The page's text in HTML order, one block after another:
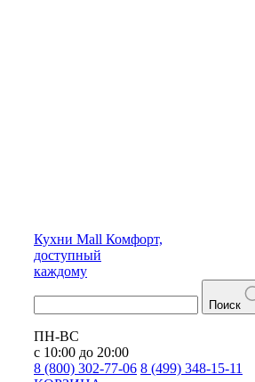
Кухни Mall Комфорт,
доступный
каждому
Поиск
ПН-ВС
с 10:00 до 20:00
8 (800) 302-77-06 8 (499) 348-15-11